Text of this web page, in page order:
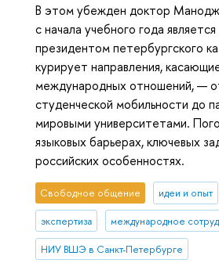
В этом убежден доктор
с начала учебного года
президентом петербургского
курирует направления,
международных отношений, —
студенческой мобильности до
мировыми университетами.
языковых барьерах, ключевых
российских особенностях.
Свободное общение идеи и опыт
экспертиза международное
НИУ ВШЭ в Санкт-Петербурге